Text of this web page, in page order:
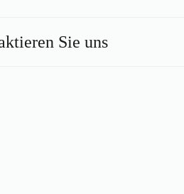
Sie uns